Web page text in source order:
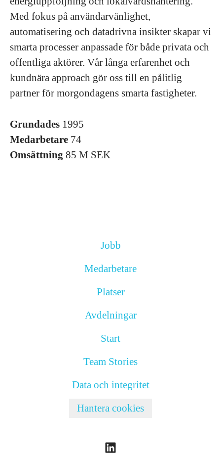
Med fokus på användarvänlighet,
automatisering och datadrivna insikter skapar vi
smarta processer anpassade för både privata och
offentliga aktörer. Vår långa erfarenhet och
kundnära approach gör oss till en pålitlig
partner för morgondagens smarta fastigheter.
Grundades 1995
Medarbetare 74
Omsättning 85 M SEK
Jobb
Medarbetare
Platser
Avdelningar
Start
Team Stories
Data och integritet
Hantera cookies